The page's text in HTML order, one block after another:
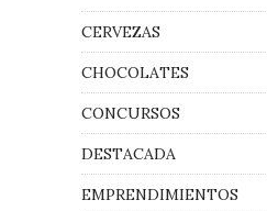
CERVEZAS
CHOCOLATES
CONCURSOS
DESTACADA
EMPRENDIMIENTOS